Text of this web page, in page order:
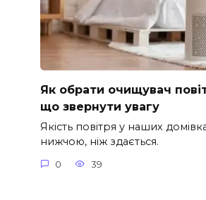
Як обрати очищувач
що звернути увагу
Якість повітря у наших
нижчою, ніж здається.
0 39